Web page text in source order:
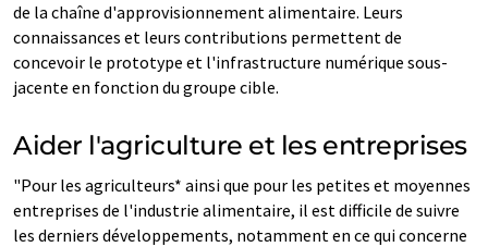
de la chaîne d'approvisionnement alimentaire. Leurs
connaissances et leurs contributions permettent de
concevoir le prototype et l'infrastructure numérique sous-
jacente en fonction du groupe cible.
Aider l'agriculture et les entreprises
"Pour les agriculteurs* ainsi que pour les petites et moyennes
entreprises de l'industrie alimentaire, il est difficile de suivre
les derniers développements, notamment en ce qui concerne